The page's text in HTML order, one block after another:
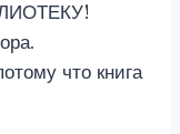
что книга